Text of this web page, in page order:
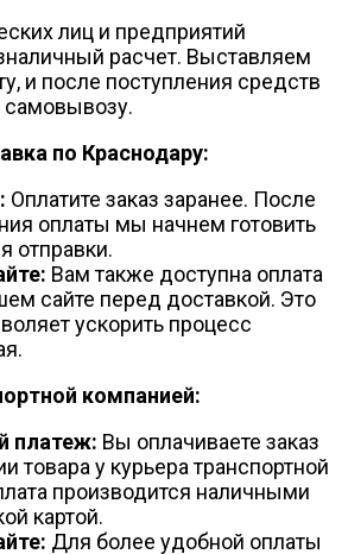
лиц и предприятий
расчет. Выставляем
и после поступления средств
самовывозу.
по Краснодару:
Оплатите заказ заранее. После
оплаты мы начнем готовить
отправки.
Вам также доступна оплата
сайте перед доставкой. Это
ускорить процесс
компанией:
платеж: Вы оплачиваете заказ
товара у курьера транспортной
производится наличными
картой.
Для более удобной оплаты